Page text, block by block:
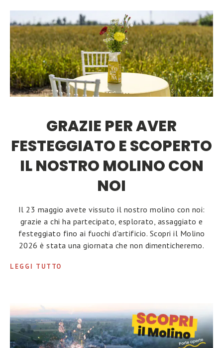
GRAZIE PER AVER
FESTEGGIATO E SCOPERTO
IL NOSTRO MOLINO CON
NOI
Il 23 maggio avete vissuto il nostro molino con noi:
grazie a chi ha partecipato, esplorato, assaggiato e
festeggiato fino ai fuochi d'artificio. Scopri il Molino
2026 è stata una giornata che non dimenticheremo.
LEGGI TUTTO